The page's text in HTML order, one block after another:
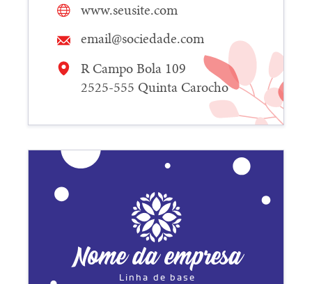
R Campo Bola 109
2525-555 Quinta Carocho
www.seusite.com
email@sociedade.com
Nome da empresa
Linha de base